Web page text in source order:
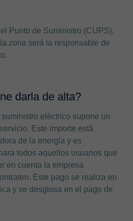
Punto de Suministro (CUPS).
zona será la responsable de
darla de alta?
suministro eléctrico supone un
Este importe está
de la energía y es
todos aquellos usuarios que
en cuenta la empresa
Este pago se realiza en
y se desglosa en el pago de